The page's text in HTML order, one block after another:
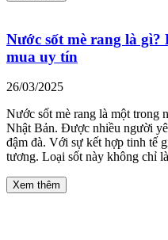
Nước sốt mè rang là
mua uy tín
26/03/2025
Nước sốt mè rang là một trong
Nhật Bản. Được nhiều người
đậm đà. Với sự kết hợp tinh tế
tương. Loại sốt này không chỉ
Xem thêm